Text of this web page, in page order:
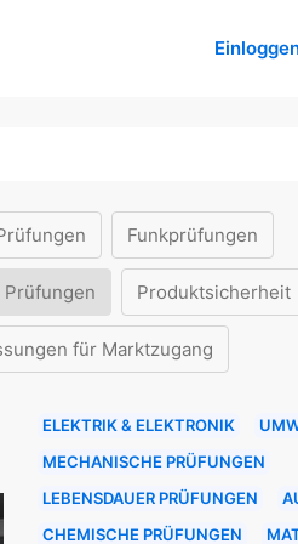
Funkprüfungen
Prüfungen Produktsicherheit
für Marktzugang
ELEKTRIK & ELEKTRONIK
MECHANISCHE PRÜFUNGEN
LEBENSDAUER PRÜFUNGEN
CHEMISCHE PRÜFUNGEN